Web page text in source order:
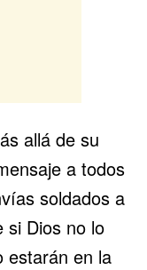
allá de su
a todos
soldados a
si Dios no lo
estarán en la